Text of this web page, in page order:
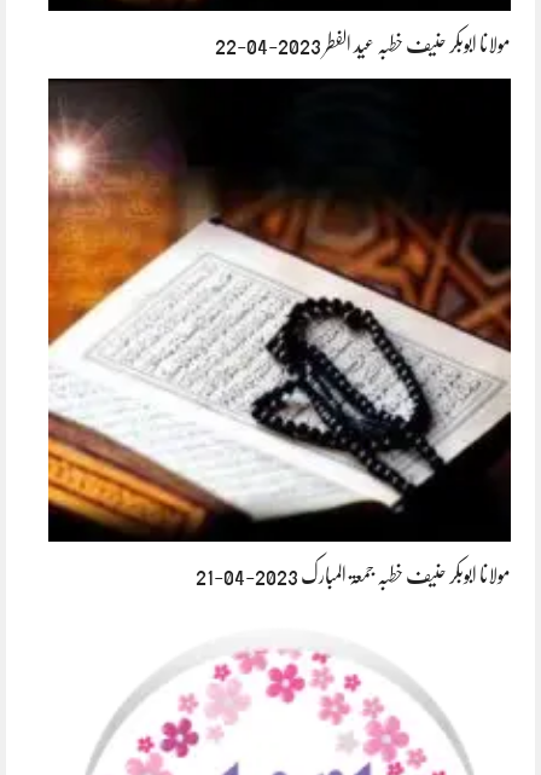
مولانا ابوبکر حنیف خطبہ عید الفطر 2023-04-22
مولانا ابوبکر حنیف خطبہ جمعۃ المبارک 2023-04-21